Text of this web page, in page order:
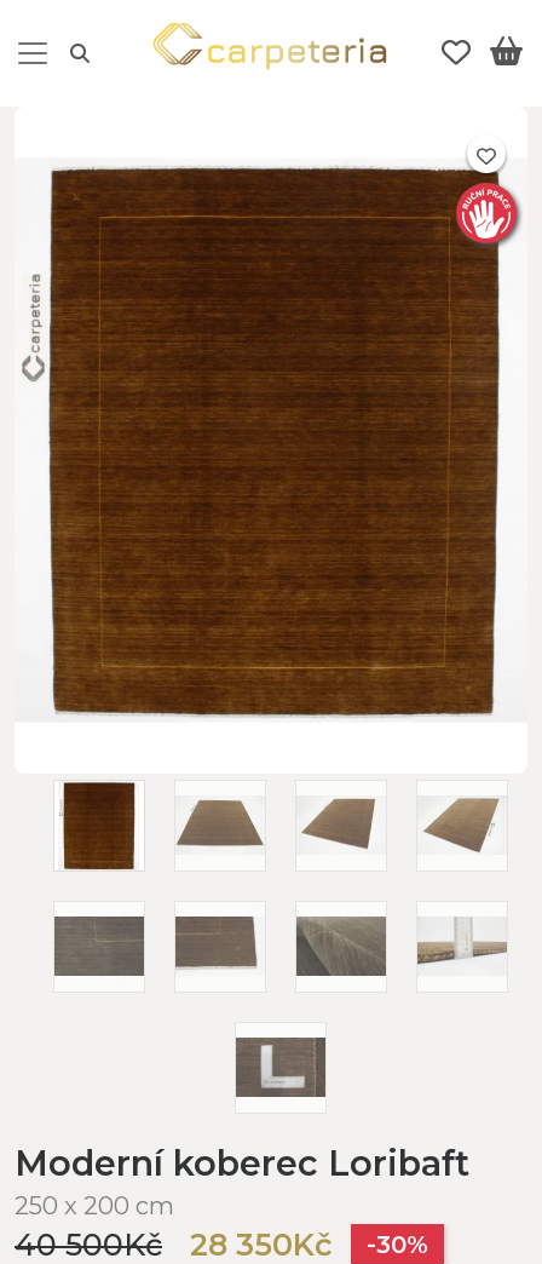
Moderní koberec Loribaft
250 x 200 cm
40 500Kč 28 350Kč -30%